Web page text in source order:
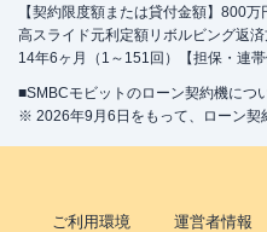
【契約限度額または貸付金額】800
高スライド元利定額リボルビング返
14年6ヶ月（1～151回）【担保・連
■SMBCモビットのローン契約機につ
※ 2026年9月6日をもって、ローン契
ご利用環境 運営者情報